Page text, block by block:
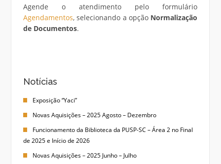
Agende o atendimento pelo formulário
Agendamentos, selecionando a opção Normalização
de Documentos.
Notícias
Exposição “Yaci”
Novas Aquisições – 2025 Agosto – Dezembro
Funcionamento da Biblioteca da PUSP-SC – Área 2 no Final
de 2025 e Início de 2026
Novas Aquisições – 2025 Junho – Julho